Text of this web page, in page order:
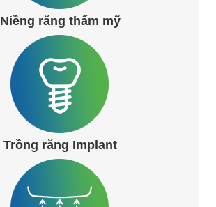
Niềng răng thẩm mỹ
Trồng răng Implant